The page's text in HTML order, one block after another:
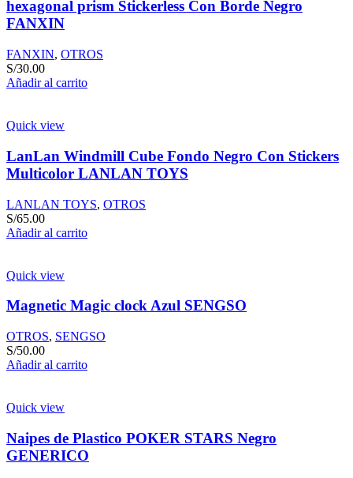
hexagonal prism Stickerless Con Borde Negro
FANXIN
FANXIN, OTROS
S/30.00
Añadir al carrito
Quick view
LanLan Windmill Cube Fondo Negro Con Stickers
Multicolor LANLAN TOYS
LANLAN TOYS, OTROS
S/65.00
Añadir al carrito
Quick view
Magnetic Magic clock Azul SENGSO
OTROS, SENGSO
S/50.00
Añadir al carrito
Quick view
Naipes de Plastico POKER STARS Negro
GENERICO